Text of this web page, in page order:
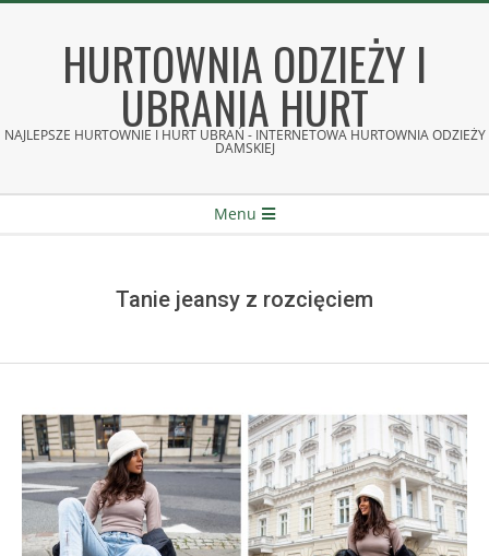
HURTOWNIA ODZIEŻY I
UBRANIA HURT
NAJLEPSZE HURTOWNIE I HURT UBRAŃ - INTERNETOWA HURTOWNIA ODZIEŻY
DAMSKIEJ
Menu
Tanie jeansy z rozcięciem